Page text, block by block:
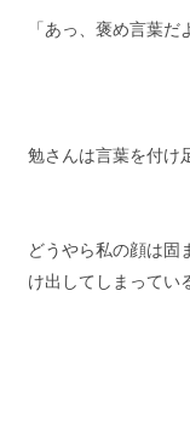
「あっ、褒め言葉だ
勉さんは言葉を付け
どうやら私の顔は固
け出してしまってい